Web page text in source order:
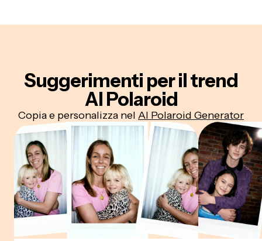
Suggerimenti per il trend
AI Polaroid
Copia e personalizza nel AI Polaroid Generator